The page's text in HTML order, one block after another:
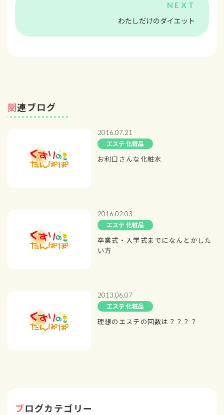
わたしだけのダイエット
関連ブログ
2016.07.21
エステ 化粧品
お利口さんな化粧水
2016.02.03
エステ 化粧品
卒業式・入学式までになんとかした
い方
2013.06.07
エステ 化粧品
理想のエステの回数は？？？？
ブログカテゴリー